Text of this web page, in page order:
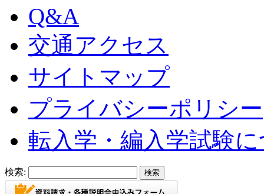
Q&A
交通アクセス
サイトマップ
プライバシーポリシー
転入学・編入学試験
検索: